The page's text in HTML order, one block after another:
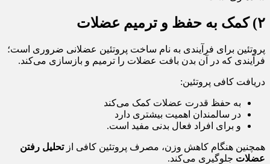
۲) کمک به حفظ و ترمیم عضلات
پروتئین برای فرآیندی به نام ساخت پروتئین عضلانی ضروری است؛
فرآیندی که در آن بدن بافت عضلات را ترمیم و بازسازی می‌کند.
دریافت کافی پروتئین:
به حفظ قدرت عضلات کمک می‌کند
در سالمندان اهمیت بیشتری دارد
و برای افراد فعال بدنی مفید است.
همچنین هنگام کاهش وزن، مصرف پروتئین کافی ازتحلیل رفتن
عضلات جلوگیری می‌کند.